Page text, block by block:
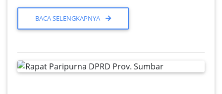
BACA SELENGKAPNYA